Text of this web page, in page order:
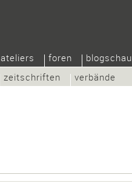
ateliers foren blogschau
zeitschriften verbände